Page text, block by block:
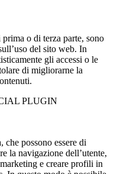
con cui desidera
volta.
o di terza parte, sono
del sito web. In
gli accessi o le
di migliorarne la
PLUGIN